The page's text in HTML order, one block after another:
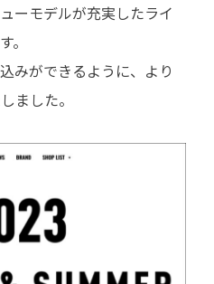
ーモデルが充実したライ
。
みができるように、より
ました。